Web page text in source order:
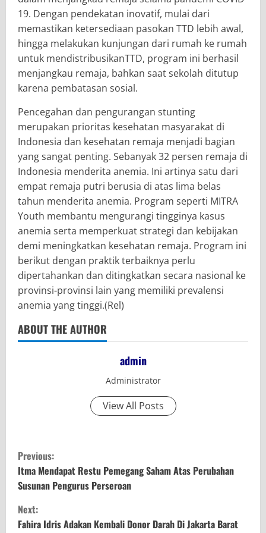
19. Dengan pendekatan inovatif, mulai dari
memastikan ketersediaan pasokan TTD lebih awal,
hingga melakukan kunjungan dari rumah ke rumah
untuk mendistribusikanTTD, program ini berhasil
menjangkau remaja, bahkan saat sekolah ditutup
karena pembatasan sosial.
​Pencegahan dan pengurangan stunting
merupakan prioritas kesehatan masyarakat di
Indonesia dan kesehatan remaja menjadi bagian
yang sangat penting. Sebanyak 32 persen remaja di
Indonesia menderita anemia. Ini artinya satu dari
empat remaja putri berusia di atas lima belas
tahun menderita anemia. Program seperti MITRA
Youth membantu mengurangi tingginya kasus
anemia serta memperkuat strategi dan kebijakan
demi meningkatkan kesehatan remaja. Program ini
berikut dengan praktik terbaiknya perlu
dipertahankan dan ditingkatkan secara nasional ke
provinsi-provinsi lain yang memiliki prevalensi
anemia yang tinggi.(Rel)
ABOUT THE AUTHOR
admin
Administrator
View All Posts
C
o
n
t
Previous:
Itma Mendapat Restu Pemegang Saham Atas Perubahan
Susunan Pengurus Perseroan
Next:
Fahira Idris Adakan Kembali Donor Darah Di Jakarta Barat